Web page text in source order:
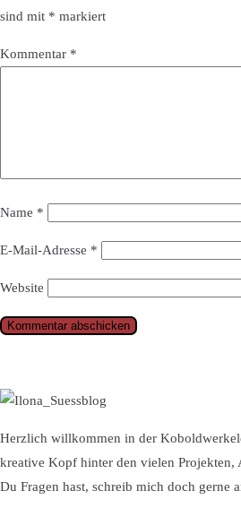
sind mit * markiert
Kommentar *
Name *
E-Mail-Adresse *
Website
Herzlich willkommen in der
kreative Kopf hinter den vielen Projekten,
Du Fragen hast, schreib mich doch gerne